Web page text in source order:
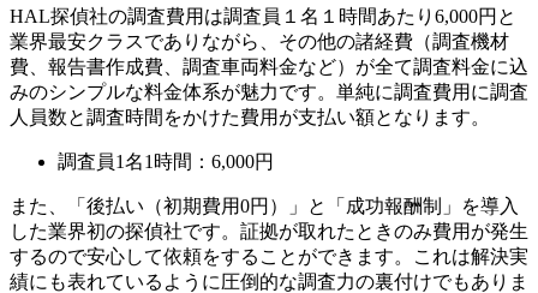
HAL探偵社の調査費用は調査員１名１時間あたり6,000円と
業界最安クラスでありながら、その他の諸経費（調査機材
費、報告書作成費、調査車両料金など）が全て調査料金に込
みのシンプルな料金体系が魅力です。単純に調査費用に調査
人員数と調査時間をかけた費用が支払い額となります。
調査員1名1時間： 6,000円
また、 「後払い（初期費用0円）」 と 「成功報酬制」
を導入
した業界初の探偵社です。証拠が取れたときのみ費用が発生
するので安心して依頼をすることができます。これは解決実
績にも表れているように圧倒的な調査力の裏付けでもありま